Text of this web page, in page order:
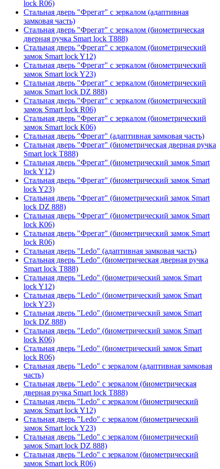
lock R06)
Стальная дверь "Фрегат" с зеркалом (адаптивная
замковая часть)
Стальная дверь "Фрегат" с зеркалом (биометрическая
дверная ручка Smart lock T888)
Стальная дверь "Фрегат" с зеркалом (биометрический
замок Smart lock Y12)
Стальная дверь "Фрегат" с зеркалом (биометрический
замок Smart lock Y23)
Стальная дверь "Фрегат" с зеркалом (биометрический
замок Smart lock DZ 888)
Стальная дверь "Фрегат" с зеркалом (биометрический
замок Smart lock R06)
Стальная дверь "Фрегат" с зеркалом (биометрический
замок Smart lock К06)
Стальная дверь "Фрегат" (адаптивная замковая часть)
Стальная дверь "Фрегат" (биометрическая дверная ручка
Smart lock T888)
Стальная дверь "Фрегат" (биометрический замок Smart
lock Y12)
Стальная дверь "Фрегат" (биометрический замок Smart
lock Y23)
Стальная дверь "Фрегат" (биометрический замок Smart
lock DZ 888)
Стальная дверь "Фрегат" (биометрический замок Smart
lock К06)
Стальная дверь "Фрегат" (биометрический замок Smart
lock R06)
Стальная дверь "Ledo" (адаптивная замковая часть)
Стальная дверь "Ledo" (биометрическая дверная ручка
Smart lock T888)
Стальная дверь "Ledo" (биометрический замок Smart
lock Y12)
Стальная дверь "Ledo" (биометрический замок Smart
lock Y23)
Стальная дверь "Ledo" (биометрический замок Smart
lock DZ 888)
Стальная дверь "Ledo" (биометрический замок Smart
lock К06)
Стальная дверь "Ledo" (биометрический замок Smart
lock R06)
Стальная дверь "Ledo" с зеркалом (адаптивная замковая
часть)
Стальная дверь "Ledo" с зеркалом (биометрическая
дверная ручка Smart lock T888)
Стальная дверь "Ledo" с зеркалом (биометрический
замок Smart lock Y12)
Стальная дверь "Ledo" с зеркалом (биометрический
замок Smart lock Y23)
Стальная дверь "Ledo" с зеркалом (биометрический
замок Smart lock DZ 888)
Стальная дверь "Ledo" с зеркалом (биометрический
замок Smart lock R06)